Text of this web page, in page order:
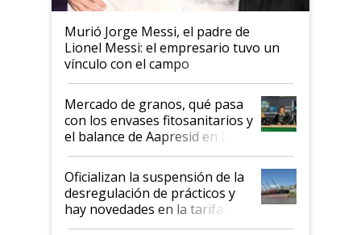
Murió Jorge Messi, el padre de
Lionel Messi: el empresario tuvo un
vínculo con el campo
Mercado de granos, qué pasa
con los envases fitosanitarios y
el balance de Aapresid en La
Posta
Oficializan la suspensión de la
desregulación de prácticos y
hay novedades en la tarifa de
la hidrovía